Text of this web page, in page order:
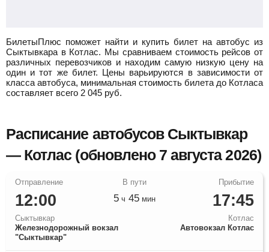
БилетыПлюс поможет найти и купить билет на автобус из
Сыктывкара в Котлас. Мы сравниваем стоимость рейсов от
различных перевозчиков и находим самую низкую цену на
один и тот же билет. Цены варьируются в зависимости от
класса автобуса, минимальная стоимость билета до Котласа
составляет всего 2 045 руб.
Расписание автобусов Сыктывкар
— Котлас (обновлено 7 августа 2026)
12:00
Сыктывкар
Железнодорожный вокзал
"Сыктывкар"
17:45
Котлас
Автовокзал Котлас
5 ч 45 мин